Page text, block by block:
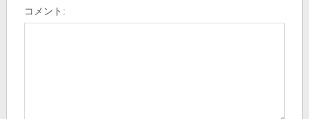
コメント: